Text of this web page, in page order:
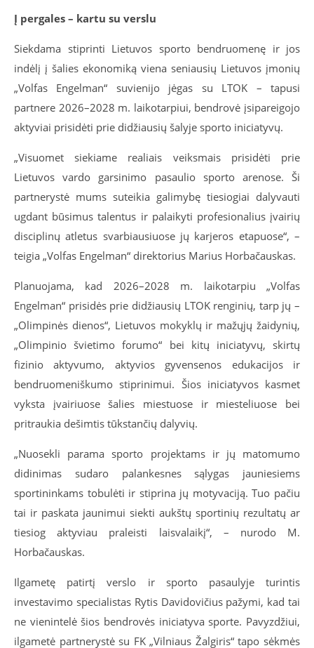
Į pergales – kartu su verslu
Siekdama stiprinti Lietuvos sporto bendruomenę ir jos
indėlį į šalies ekonomiką viena seniausių Lietuvos įmonių
„Volfas Engelman“ suvienijo jėgas su LTOK – tapusi
partnere 2026–2028 m. laikotarpiui, bendrovė įsipareigojo
aktyviai prisidėti prie didžiausių šalyje sporto iniciatyvų.
„Visuomet siekiame realiais veiksmais prisidėti prie
Lietuvos vardo garsinimo pasaulio sporto arenose. Ši
partnerystė mums suteikia galimybę tiesiogiai dalyvauti
ugdant būsimus talentus ir palaikyti profesionalius įvairių
disciplinų atletus svarbiausiuose jų karjeros etapuose“, –
teigia „Volfas Engelman“ direktorius Marius Horbačauskas.
Planuojama, kad 2026–2028 m. laikotarpiu „Volfas
Engelman“ prisidės prie didžiausių LTOK renginių, tarp jų –
„Olimpinės dienos“, Lietuvos mokyklų ir mažųjų žaidynių,
„Olimpinio švietimo forumo“ bei kitų iniciatyvų, skirtų
fizinio aktyvumo, aktyvios gyvensenos edukacijos ir
bendruomeniškumo stiprinimui. Šios iniciatyvos kasmet
vyksta įvairiuose šalies miestuose ir miesteliuose bei
pritraukia dešimtis tūkstančių dalyvių.
„Nuosekli parama sporto projektams ir jų matomumo
didinimas sudaro palankesnes sąlygas jauniesiems
sportininkams tobulėti ir stiprina jų motyvaciją. Tuo pačiu
tai ir paskata jaunimui siekti aukštų sportinių rezultatų ar
tiesiog aktyviau praleisti laisvalaikį“, – nurodo M.
Horbačauskas.
Ilgametę patirtį verslo ir sporto pasaulyje turintis
investavimo specialistas Rytis Davidovičius pažymi, kad tai
ne vienintelė šios bendrovės iniciatyva sporte. Pavyzdžiui,
ilgametė partnerystė su FK „Vilniaus Žalgiris“ tapo sėkmės